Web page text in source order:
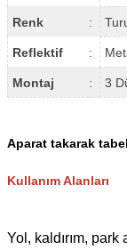
Renk :
Reflektif :
Montaj : 3
Aparat takarak
Kullanım Alanları
Yol, kaldırım,